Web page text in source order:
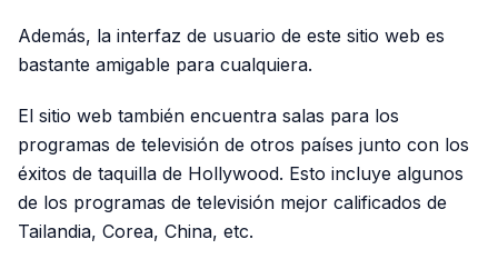
Además, la interfaz de usuario de este sitio web es
bastante amigable para cualquiera.
El sitio web también encuentra salas para los
programas de televisión de otros países junto con los
éxitos de taquilla de Hollywood. Esto incluye algunos
de los programas de televisión mejor calificados de
Tailandia, Corea, China, etc.